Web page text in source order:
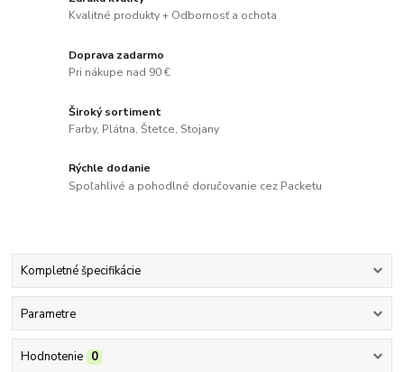
Kvalitné produkty + Odbornosť a ochota
Doprava zadarmo
Pri nákupe nad 90 €
Široký sortiment
Farby, Plátna, Štetce, Stojany
Rýchle dodanie
Spoľahlivé a pohodlné doručovanie cez Packetu
Kompletné špecifikácie
Parametre
Hodnotenie 0